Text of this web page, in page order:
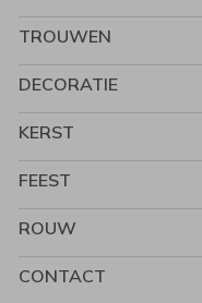
TROUWEN
DECORATIE
KERST
FEEST
ROUW
CONTACT